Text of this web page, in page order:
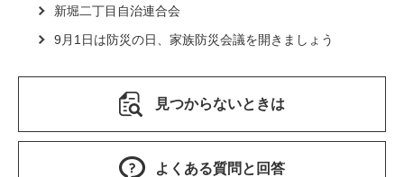
新堀二丁目自治連合会
9月1日は防災の日、家族防災会議を開きましょう
見つからないときは
よくある質問と回答